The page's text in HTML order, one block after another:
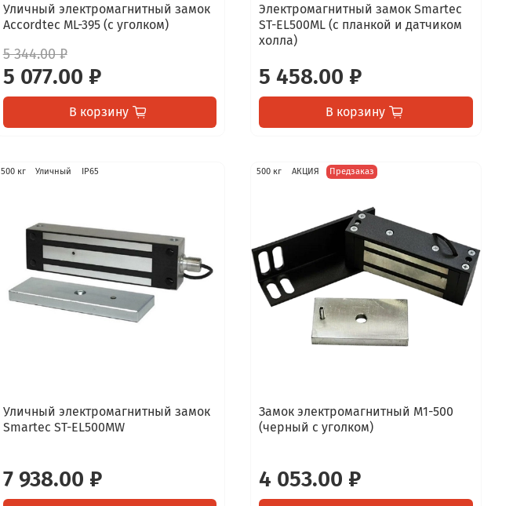
Уличный электромагнитный замок
Accordtec ML-395 (с уголком)
5 344.00 ₽
5 077.00 ₽
В корзину
Электромагнитный замок Smartec
ST-EL500ML (с планкой и датчиком
холла)
5 458.00 ₽
В корзину
500 кг Уличный IP65
Уличный электромагнитный замок
Smartec ST-EL500MW
7 938.00 ₽
500 кг АКЦИЯ Предзаказ
Замок электромагнитный М1-500
(черный с уголком)
4 053.00 ₽